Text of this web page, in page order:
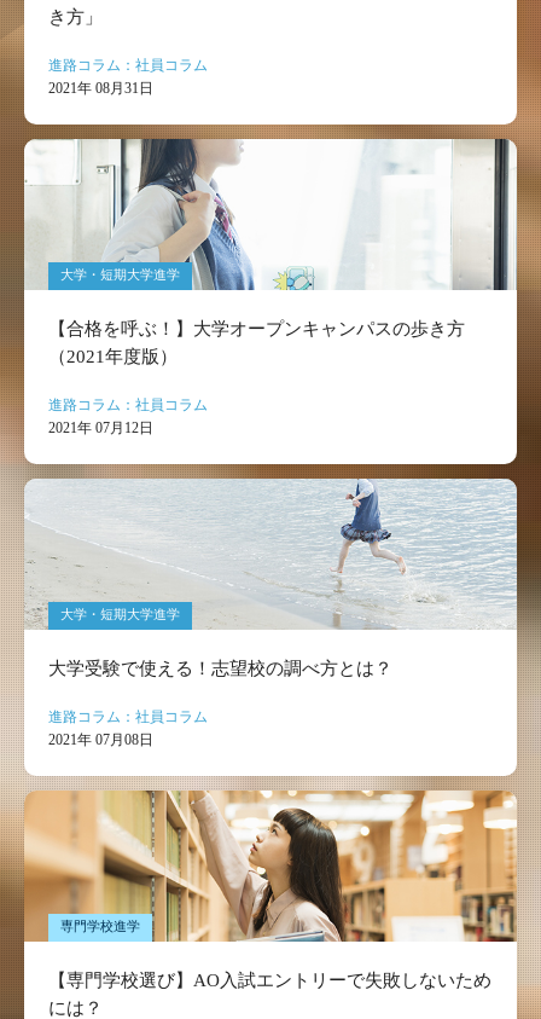
き方」
進路コラム：社員コラム
2021年 08月31日
大学・短期大学進学
【合格を呼ぶ！】大学オープンキャンパスの歩き方
（2021年度版）
進路コラム：社員コラム
2021年 07月12日
大学・短期大学進学
大学受験で使える！志望校の調べ方とは？
進路コラム：社員コラム
2021年 07月08日
専門学校進学
【専門学校選び】AO入試エントリーで失敗しないため
には？